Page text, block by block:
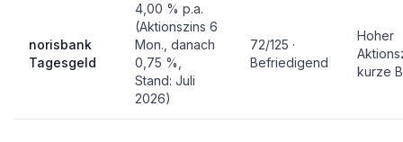
norisbank
Tagesgeld
4,00 % p.a.
(Aktionszins 6
Mon., danach
0,75 %,
Stand: Juli
2026)
72/125 ·
Befriedigend
Hoher
kurze